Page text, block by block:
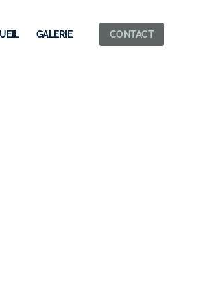
GALERIE CONTACT